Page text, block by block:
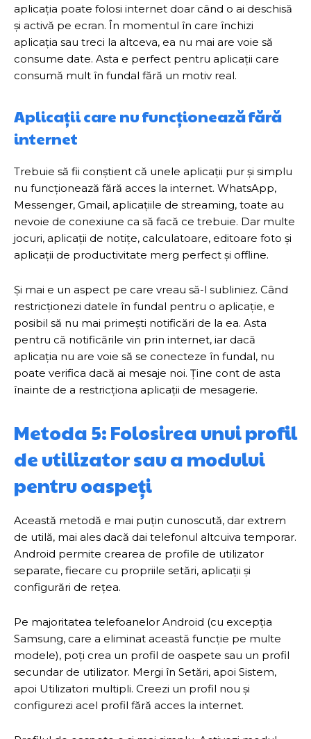
aplicația poate folosi internet doar când o ai deschisă
și activă pe ecran. În momentul în care închizi
aplicația sau treci la altceva, ea nu mai are voie să
consume date. Asta e perfect pentru aplicații care
consumă mult în fundal fără un motiv real.
Aplicații care nu funcționează fără
internet
Trebuie să fii conștient că unele aplicații pur și simplu
nu funcționează fără acces la internet. WhatsApp,
Messenger, Gmail, aplicațiile de streaming, toate au
nevoie de conexiune ca să facă ce trebuie. Dar multe
jocuri, aplicații de notițe, calculatoare, editoare foto și
aplicații de productivitate merg perfect și offline.
Și mai e un aspect pe care vreau să-l subliniez. Când
restricționezi datele în fundal pentru o aplicație, e
posibil să nu mai primești notificări de la ea. Asta
pentru că notificările vin prin internet, iar dacă
aplicația nu are voie să se conecteze în fundal, nu
poate verifica dacă ai mesaje noi. Ține cont de asta
înainte de a restricționa aplicații de mesagerie.
Metoda 5: Folosirea unui profil
de utilizator sau a modului
pentru oaspeți
Această metodă e mai puțin cunoscută, dar extrem
de utilă, mai ales dacă dai telefonul altcuiva temporar.
Android permite crearea de profile de utilizator
separate, fiecare cu propriile setări, aplicații și
configurări de rețea.
Pe majoritatea telefoanelor Android (cu excepția
Samsung, care a eliminat această funcție pe multe
modele), poți crea un profil de oaspete sau un profil
secundar de utilizator. Mergi în Setări, apoi Sistem,
apoi Utilizatori multipli. Creezi un profil nou și
configurezi acel profil fără acces la internet.